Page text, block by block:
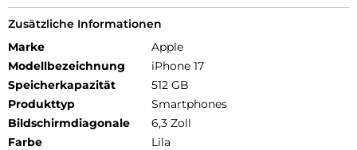
Zusätzliche Informationen
Marke
Apple
Modellbezeichnung
iPhone 17
Speicherkapazität
512 GB
Produkttyp
Smartphones
Bildschirmdiagonale
6,3 Zoll
Farbe
Lila